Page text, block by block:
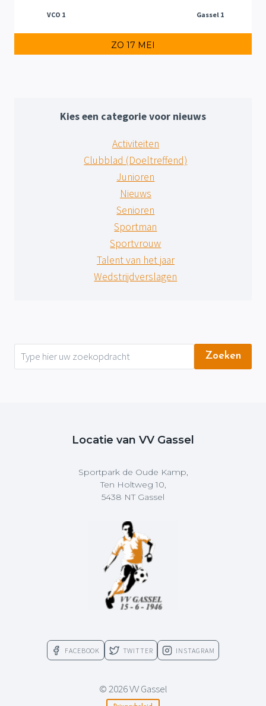
VCO 1 Gassel 1
ZO 17 MEI
Kies een categorie voor nieuws
Activiteiten
Clubblad (Doeltreffend)
Junioren
Nieuws
Senioren
Sportman
Sportvrouw
Talent van het jaar
Wedstrijdverslagen
Zoeken
Locatie van VV Gassel
Sportpark de Oude Kamp,
Ten Holtweg 10,
5438 NT Gassel
FACEBOOK TWITTER INSTAGRAM
© 2026 VV Gassel